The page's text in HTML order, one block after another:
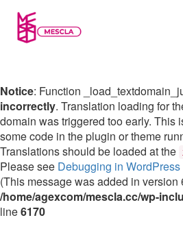
Notice: Function
incorrectly. Translation loading for
domain was triggered too early. This
some code in the plugin or theme
Translations should be loaded at the
Please see Debugging in WordPress
(This message was added in version
/home/agexcom/mescla.cc/wp-
line6170